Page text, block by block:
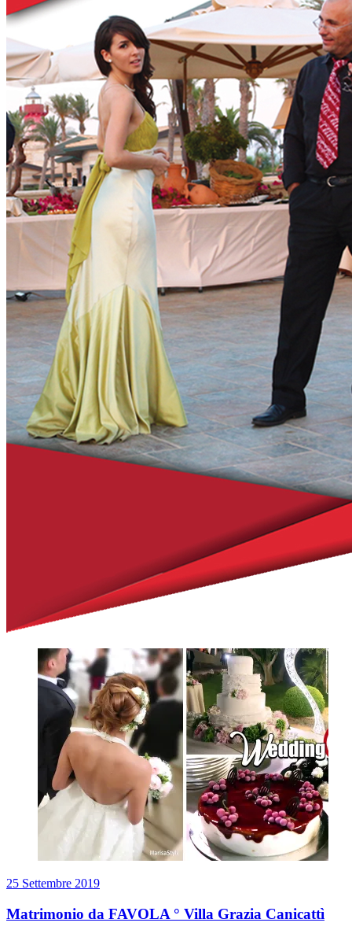
25 Settembre 2019
Matrimonio da FAVOLA ° Villa Grazia Canicattì